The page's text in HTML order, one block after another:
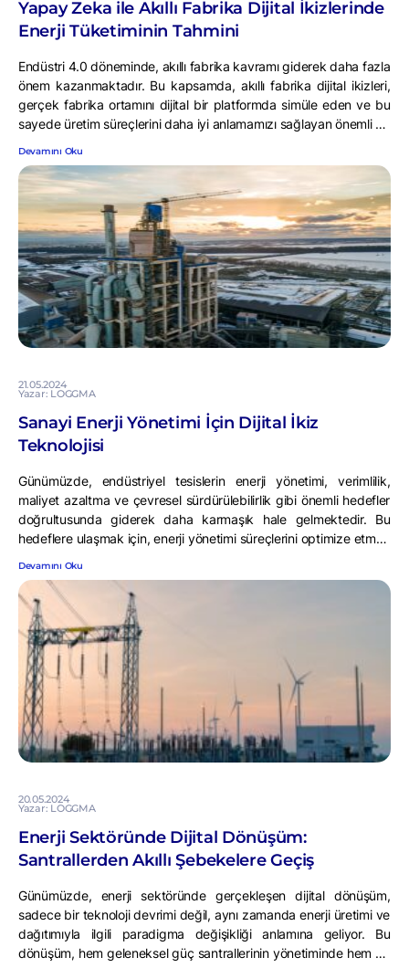
Yapay Zeka ile Akıllı Fabrika Dijital İkizlerinde
Enerji Tüketiminin Tahmini
Endüstri 4.0 döneminde, akıllı fabrika kavramı giderek daha fazla
önem kazanmaktadır. Bu kapsamda, akıllı fabrika dijital ikizleri,
gerçek fabrika ortamını dijital bir platformda simüle eden ve bu
sayede üretim süreçlerini daha iyi anlamamızı sağlayan önemli bir
faktörün doğru bir şekilde yönetilmesi, akıllı fabrika yönetiminin
en kritik […]
Devamını Oku
21.05.2024
Yazar: LOGGMA
Sanayi Enerji Yönetimi İçin Dijital İkiz
Teknolojisi
Günümüzde, endüstriyel tesislerin enerji yönetimi, verimlilik,
maliyet azaltma ve çevresel sürdürülebilirlik gibi önemli hedefler
doğrultusunda giderek daha karmaşık hale gelmektedir. Bu
hedeflere ulaşmak için, enerji yönetimi süreçlerini optimize etmek
ihtiyaç vardır. İşte bu noktada, enerji dijital ikiz teknolojisi önemli
bir role sahip olabilir. Bu yazıda, […]
Devamını Oku
20.05.2024
Yazar: LOGGMA
Enerji Sektöründe Dijital Dönüşüm:
Santrallerden Akıllı Şebekelere Geçiş
Günümüzde, enerji sektöründe gerçekleşen dijital dönüşüm,
sadece bir teknoloji devrimi değil, aynı zamanda enerji üretimi ve
dağıtımıyla ilgili paradigma değişikliği anlamına geliyor. Bu
dönüşüm, hem geleneksel güç santrallerinin yönetiminde hem de